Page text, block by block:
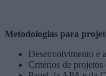
Metodologias para
Desenvolvimento e
Critérios de projetos